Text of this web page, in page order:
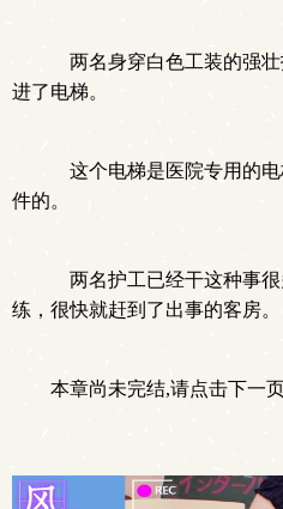
两名身穿白色工装的强
进了电梯。
这个电梯是医院专用的
件的。
两名护工已经干这种事
练，很快就赶到了出事的客房。
本章尚未完结,请点击下一